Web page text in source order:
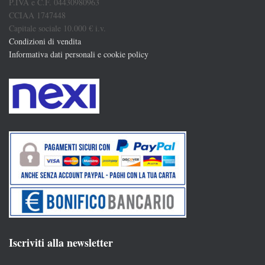
CCIAA 1747448
Capitale sociale 10.000 € i.v.
Condizioni di vendita
Informativa dati personali e cookie policy
Iscriviti alla newsletter